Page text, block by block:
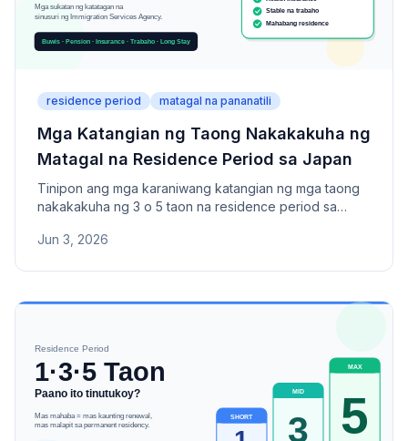
residence period matagal na pananatili
Mga Katangian ng Taong Nakakakuha ng
Matagal na Residence Period sa Japan
Tinipon ang mga karaniwang katangian ng mga taong
nakakakuha ng 3 o 5 taon na residence period sa
Immigration Services Agency tulad ng stable na
Jun 3, 2026